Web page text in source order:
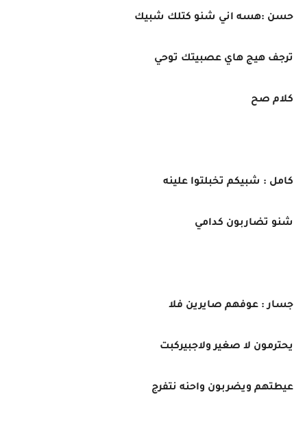
حسن :هسه اني شنو كتلك شبيك
ترجف هيج هاي عصبيتك توحي
كلام صح
كامل : شبيكم تخبلتوا علينه
شنو تضاربون كدامي
جسار : عوفهم صايرين فلا
يحترمون لا صغير ولاجبيركبت
عيطتهم ويضربون واحنه نتفرج